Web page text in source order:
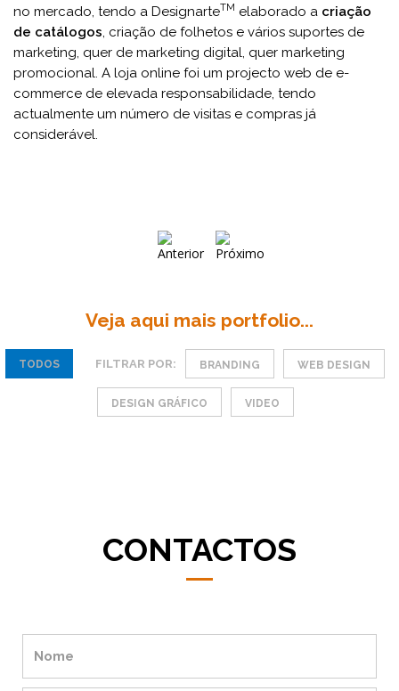
no mercado, tendo a DesignarteTM elaborado a criação
de catálogos, criação de folhetos e vários suportes de
marketing, quer de marketing digital, quer marketing
promocional. A loja online foi um projecto web de e-
commerce de elevada responsabilidade, tendo
actualmente um número de visitas e compras já
considerável.
Veja aqui mais portfolio...
TODOS FILTRAR POR: BRANDING WEB DESIGN
DESIGN GRÁFICO VIDEO
CONTACTOS